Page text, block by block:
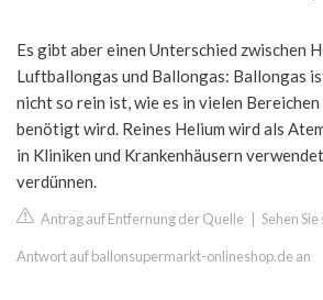
Es gibt aber einen Unterschied zwischen
Luftballongas und Ballongas: Ballongas
nicht so rein ist, wie es in vielen
benötigt wird. Reines Helium wird als
in Kliniken und Krankenhäusern
verdünnen.
Antrag auf Entfernung der Quelle Sehen
Antwort auf ballonsupermarkt-onlineshop.de an